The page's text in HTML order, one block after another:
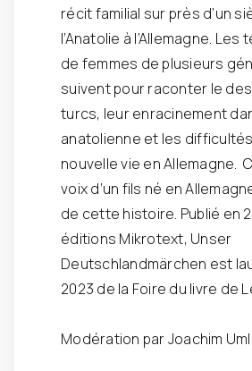
récit familial sur près d’un
l’Anatolie à l’Allemagne.
de femmes de plusieurs
suivent pour raconter le
turcs, leur enracinement
anatolienne et les difficultés
nouvelle vie en Allemagne.
voix d’un fils né en
de cette histoire. Publié en
éditions Mikrotext, Unser
Deutschlandmärchen est
2023 de la Foire du livre de
Modération par Joachim